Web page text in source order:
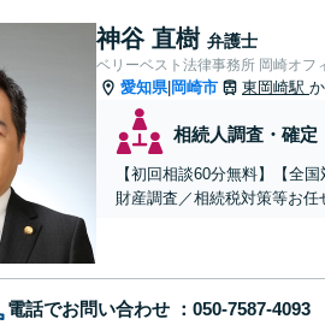
神谷 直樹 弁護士
ベリーベスト法律事務所 岡崎オフ
愛知県| 岡崎市 東岡崎駅
相続人調査・確定
【初回相談60分無料】【全
財産調査／相続税対策等お任
電話でお問い合わせ